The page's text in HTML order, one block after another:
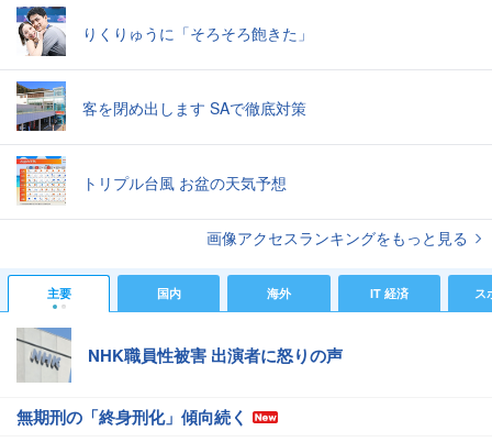
りくりゅうに「そろそろ飽きた」
客を閉め出します SAで徹底対策
トリプル台風 お盆の天気予想
画像アクセスランキングをもっと見る
主要 国内 海外 IT 経済 ス
NHK職員性被害 出演者に怒りの声
無期刑の「終身刑化」傾向続く